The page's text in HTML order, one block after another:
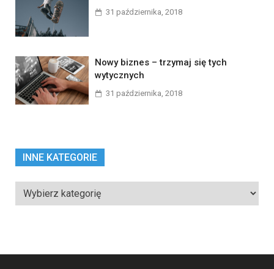
31 października, 2018
Nowy biznes – trzymaj się tych
wytycznych
31 października, 2018
INNE KATEGORIE
Inne
kategorie